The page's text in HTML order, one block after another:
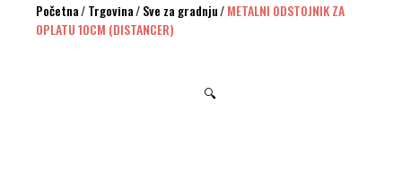
Početna/Trgovina/Sve za gradnju/METALNI ODSTOJNIK ZA
OPLATU 10CM (DISTANCER)
🔍